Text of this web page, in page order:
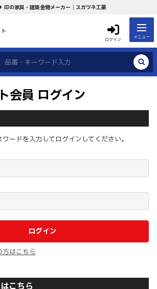
印の家具・建築金物メーカー｜スガツネ工業
ログイン メニュー
会員 ログイン
ードを入力してログインしてください。
方はこちら
こちら